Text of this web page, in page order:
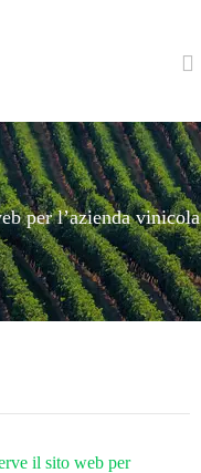
per l’azienda vinicola
il sito web per